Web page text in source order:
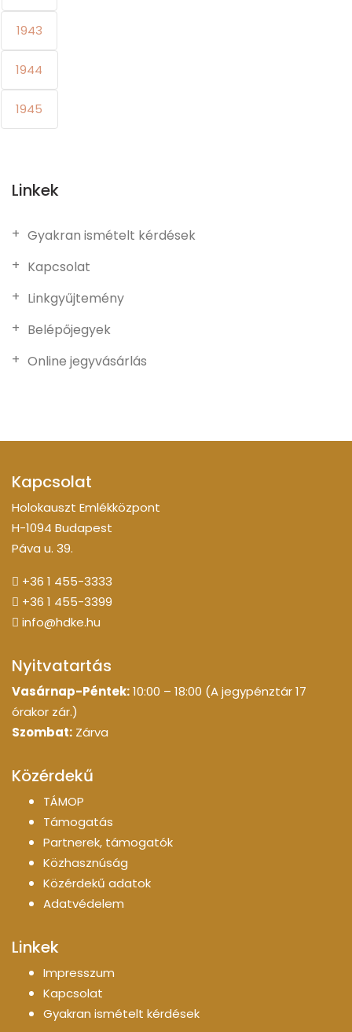
1943
1944
1945
Linkek
Gyakran ismételt kérdések
Kapcsolat
Linkgyűjtemény
Belépőjegyek
Online jegyvásárlás
Kapcsolat
Holokauszt Emlékközpont
H-1094 Budapest
Páva u. 39.
+36 1 455-3333
+36 1 455-3399
info@hdke.hu
Nyitvatartás
Vasárnap-Péntek:10:00 – 18:00 (A jegypénztár 17
órakor zár.)
Szombat: Zárva
Közérdekű
TÁMOP
Támogatás
Partnerek, támogatók
Közhasznúság
Közérdekű adatok
Adatvédelem
Linkek
Impresszum
Kapcsolat
Gyakran ismételt kérdések